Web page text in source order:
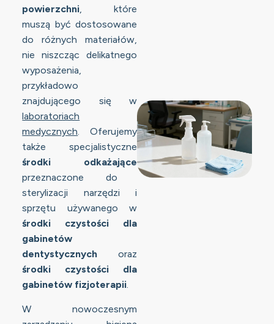
powierzchni, które
muszą być dostosowane
do różnych materiałów,
nie niszcząc delikatnego
wyposażenia,
przykładowo
znajdującego się w
laboratoriach
medycznych. Oferujemy
także specjalistyczne
środki odkażające
przeznaczone do
sterylizacji narzędzi i
sprzętu używanego w
środki czystości dla
gabinetów
dentystycznych oraz
środki czystości dla
gabinetów fizjoterapii.
W nowoczesnym